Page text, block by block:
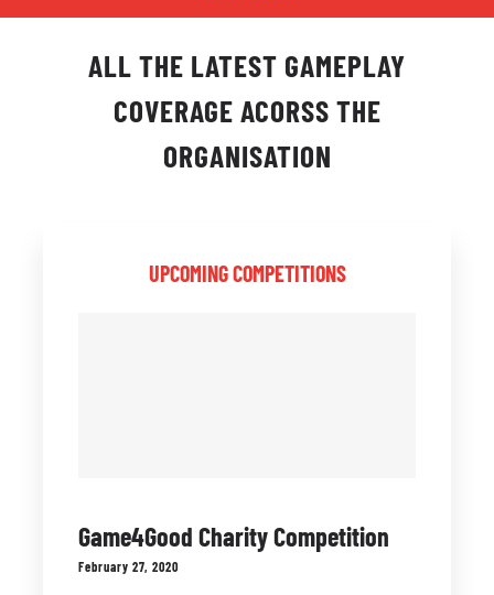
ALL THE LATEST GAMEPLAY
COVERAGE ACORSS THE
ORGANISATION
UPCOMING COMPETITIONS
Game4Good Charity Competition
February 27, 2020